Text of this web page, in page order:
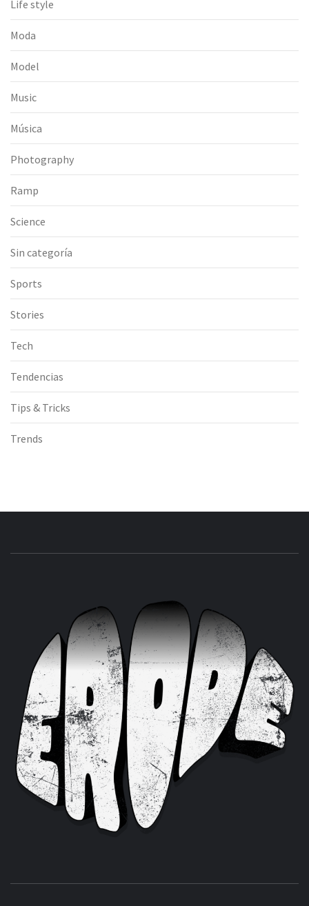
Life style
Moda
Model
Music
Música
Photography
Ramp
Science
Sin categoría
Sports
Stories
Tech
Tendencias
Tips & Tricks
Trends